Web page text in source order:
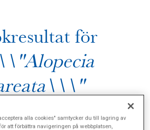
för
alla cookies" samtycker du till lagring av
att förbättra navigeringen på webbplatsen,